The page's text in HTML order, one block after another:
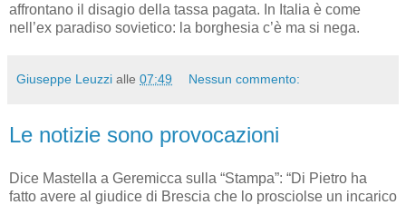
affrontano il disagio della tassa pagata. In Italia è come
nell’ex paradiso sovietico: la borghesia c’è ma si nega.
Giuseppe Leuzzi alle 07:49 Nessun commento:
Le notizie sono provocazioni
Dice Mastella a Geremicca sulla “Stampa”: “Di Pietro ha
fatto avere al giudice di Brescia che lo prosciolse un incarico